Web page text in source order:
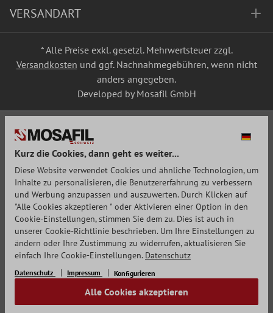
VERSANDART
* Alle Preise exkl. gesetzl. Mehrwertsteuer zzgl.
Versandkosten und ggf. Nachnahmegebühren, wenn nicht
anders angegeben.
Developed by Mosafil GmbH
Kurz die Cookies, dann geht es weiter...
Diese Website verwendet Cookies und ähnliche Technologien, um
Inhalte zu personalisieren, die Benutzererfahrung zu verbessern
und Werbung anzupassen und auszuwerten. Durch Klicken auf
"Alle Cookies akzeptieren " oder Aktivieren einer Option in den
Cookie-Einstellungen, stimmen Sie dem zu. Dies ist auch in
unserer Cookie-Richtlinie beschrieben. Um Ihre Einstellungen zu
ändern oder Ihre Zustimmung zu widerrufen, aktualisieren Sie
einfach Ihre Cookie-Einstellungen. Datenschutz
Datenschutz Impressum Konfigurieren
Alle Cookies akzeptieren